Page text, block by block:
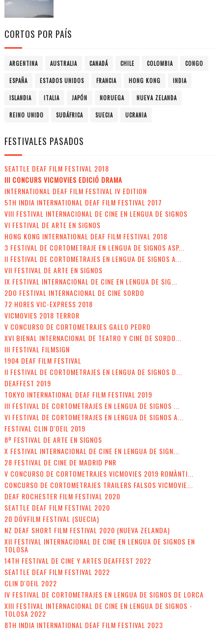
CORTOS POR PAÍS
ARGENTINA AUSTRALIA CANADÁ CHILE COLOMBIA CONGO
ESPAÑA ESTADOS UNIDOS FRANCIA HONG KONG INDIA
ISLANDIA ITALIA JAPÓN NORUEGA NUEVA ZELANDA
REINO UNIDO SUDÁFRICA SUECIA UCRANIA
FESTIVALES PASADOS
SEATTLE DEAF FILM FESTIVAL 2018
III CONCURS VICMOVIES EDICIÓ DRAMA
INTERNATIONAL DEAF FILM FESTIVAL IV EDITION
5TH INDIA INTERNATIONAL DEAF FILM FESTIVAL 2017
VIII FESTIVAL INTERNACIONAL DE CINE EN LENGUA DE SIGNOS
VI FESTIVAL DE ARTE EN SIGNOS
HONG KONG INTERNATIONAL DEAF FILM FESTIVAL 2018
3 FESTIVAL DE CORTOMETRAJE EN LENGUA DE SIGNOS ASP...
II FESTIVAL DE CORTOMETRAJES EN LENGUA DE SIGNOS A...
VII FESTIVAL DE ARTE EN SIGNOS
IX FESTIVAL INTERNACIONAL DE CINE EN LENGUA DE SIG...
2DO FESTIVAL INTERNACIONAL DE CINE SORDO
72 HORES VIC-EXPRESS 2018
VICMOVIES 2018 TERROR
V CONCURSO DE CORTOMETRAJES GALLO PEDRO
XVI BIENAL INTERNACIONAL DE TEATRO Y CINE DE SORDO...
III FESTIVAL FILMSIGN
1904 DEAF FILM FESTIVAL
II FESTIVAL DE CORTOMETRAJES EN LENGUA DE SIGNOS D...
DEAFFEST 2019
TOKYO INTERNATIONAL DEAF FILM FESTIVAL 2019
III FESTIVAL DE CORTOMETRAJES EN LENGUA DE SIGNOS ...
VI FESTIVAL DE CORTOMETRAJES EN LENGUA DE SIGNOS A...
FESTIVAL CLIN D'OEIL 2019
8º FESTIVAL DE ARTE EN SIGNOS
X FESTIVAL INTERNACIONAL DE CINE EN LENGUA DE SIGN...
28 FESTIVAL DE CINE DE MADRID PNR
V CONCURSO DE CORTOMETRAJES VICMOVIES 2019 ROMÀNTI...
CONCURSO DE CORTOMETRAJES TRAILERS FALSOS VICMOVIE...
DEAF ROCHESTER FILM FESTIVAL 2020
SEATTLE DEAF FILM FESTIVAL 2020
20 DÖVFILM FESTIVAL (SUECIA)
NZ DEAF SHORT FILM FESTIVAL 2020 (NUEVA ZELANDA)
XII FESTIVAL INTERNACIONAL DE CINE EN LENGUA DE SIGNOS EN
TOLOSA
14TH FESTIVAL DE CINE Y ARTES DEAFFEST 2022
SEATTLE DEAF FILM FESTIVAL 2022
CLIN D'OEIL 2022
IV FESTIVAL DE CORTOMETRAJES EN LENGUA DE SIGNOS DE LORCA
XIII FESTIVAL INTERNACIONAL DE CINE EN LENGUA DE SIGNOS -
TOLOSA 2022
8TH INDIA INTERNATIONAL DEAF FILM FESTIVAL 2023